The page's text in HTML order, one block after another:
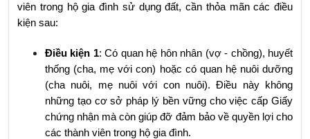
viên trong hộ gia đình sử dụng đất, cần thỏa mãn các điều
kiện sau:
Điều kiện 1: Có quan hệ hôn nhân (vợ - chồng), huyết
thống (cha, mẹ với con) hoặc có quan hệ nuôi dưỡng
(cha nuôi, mẹ nuôi với con nuôi). Điều này không
những tạo cơ sở pháp lý bền vững cho việc cấp Giấy
chứng nhận mà còn giúp đỡ đảm bảo về quyền lợi cho
các thành viên trong hộ gia đình.